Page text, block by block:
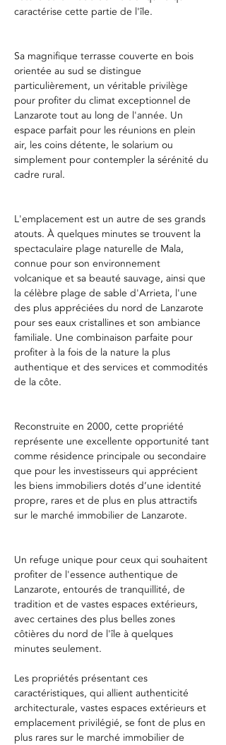
caractérise cette partie de l'île.
Sa magnifique terrasse couverte en bois
orientée au sud se distingue
particulièrement, un véritable privilège
pour profiter du climat exceptionnel de
Lanzarote tout au long de l'année. Un
espace parfait pour les réunions en plein
air, les coins détente, le solarium ou
simplement pour contempler la sérénité du
cadre rural.
L'emplacement est un autre de ses grands
atouts. À quelques minutes se trouvent la
spectaculaire plage naturelle de Mala,
connue pour son environnement
volcanique et sa beauté sauvage, ainsi que
la célèbre plage de sable d'Arrieta, l'une
des plus appréciées du nord de Lanzarote
pour ses eaux cristallines et son ambiance
familiale. Une combinaison parfaite pour
profiter à la fois de la nature la plus
authentique et des services et commodités
de la côte.
Reconstruite en 2000, cette propriété
représente une excellente opportunité tant
comme résidence principale ou secondaire
que pour les investisseurs qui apprécient
les biens immobiliers dotés d’une identité
propre, rares et de plus en plus attractifs
sur le marché immobilier de Lanzarote.
Un refuge unique pour ceux qui souhaitent
profiter de l'essence authentique de
Lanzarote, entourés de tranquillité, de
tradition et de vastes espaces extérieurs,
avec certaines des plus belles zones
côtières du nord de l'île à quelques
minutes seulement.
Les propriétés présentant ces
caractéristiques, qui allient authenticité
architecturale, vastes espaces extérieurs et
emplacement privilégié, se font de plus en
plus rares sur le marché immobilier de